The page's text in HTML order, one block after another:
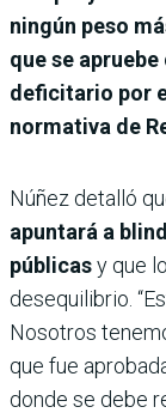
ningún peso
que se
deficitario por
normativa de
Núñez detalló
apuntará a
públicasy que
desequilibrio.
Nosotros
que fue
donde se debe